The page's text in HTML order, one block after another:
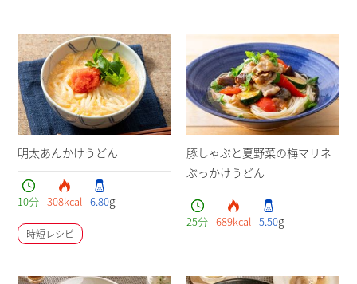
明太あんかけうどん
10分 308kcal 6.80g
時短レシピ
豚しゃぶと夏野菜の梅マリネ
ぶっかけうどん
25分 689kcal 5.50g